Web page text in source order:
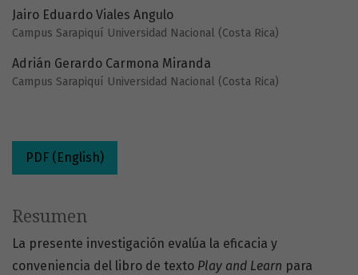
Jairo Eduardo Viales Angulo
Campus Sarapiquí Universidad Nacional (Costa Rica)
Adrián Gerardo Carmona Miranda
Campus Sarapiquí Universidad Nacional (Costa Rica)
PDF (English)
Resumen
La presente investigación evalúa la eficacia y
conveniencia del libro de texto Play and Learn para